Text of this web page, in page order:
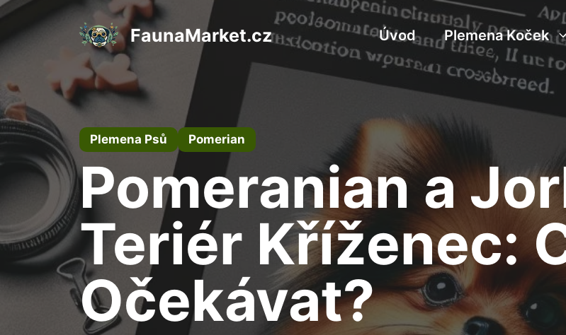
Přeskočit
obsah
FaunaMarket.cz Úvod Plemena Koček
Plemena Psů Pomerian
Pomeranian a
Teriér Kříženec:
Očekávat?